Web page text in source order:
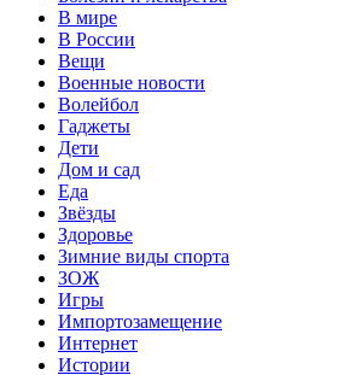
В мире
В России
Вещи
Военные новости
Волейбол
Гаджеты
Дети
Дом и сад
Еда
Звёзды
Здоровье
Зимние виды спорта
ЗОЖ
Игры
Импортозамещение
Интернет
Истории